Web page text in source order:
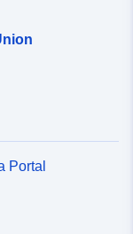
Portal